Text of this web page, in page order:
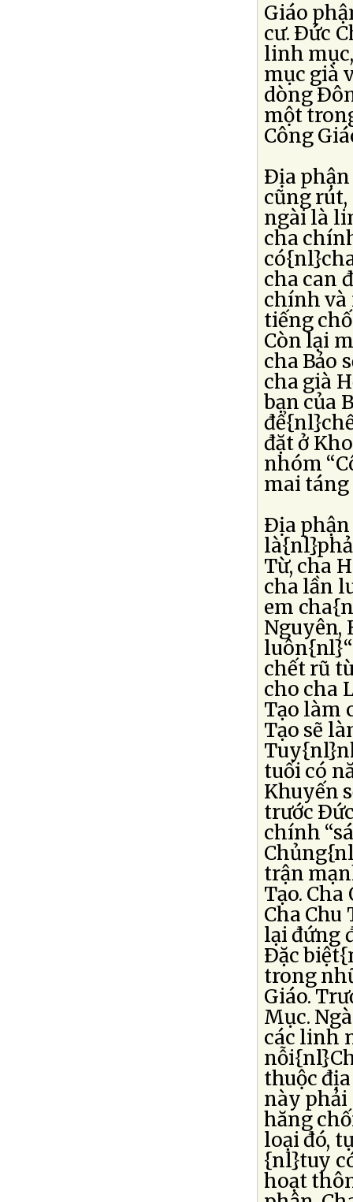
Giáo
cư. Ðức
linh
mục già
dòng
một
Công
Ðịa phận
cũng
ngài là
cha
cha can
chính và
tiếng
Còn lại
cha Bảo
cha già
bạn của
đặt ở
nhóm
mai
Ðịa
Từ, cha
cha lần
em
Nguyên,
chết rũ
cho cha
Tạo làm
Tạo sẽ
tuổi có
Khuyến
trước
chính
trận
Tạo.
Cha
lại đứng
Ðặc
trong
Giáo.
Mục.
các linh
thuộc
này phải
hăng
loại đó,
{nl}tuy
hoạt